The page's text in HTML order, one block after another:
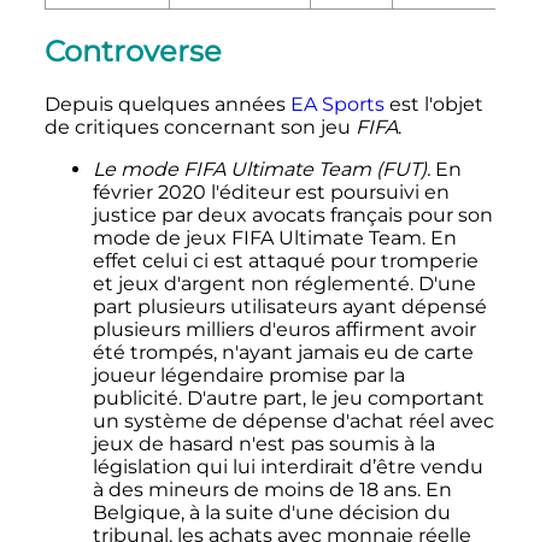
Controverse
Depuis quelques années EA Sportsest l'objet
de critiques concernant son jeu FIFA.
Le mode FIFA Ultimate Team (FUT).En
février 2020 l'éditeur est poursuivi en
justice par deux avocats français pour son
mode de jeux FIFA Ultimate Team. En
effet celui ci est attaqué pour tromperie
et jeux d'argent non réglementé. D'une
part plusieurs utilisateurs ayant dépensé
plusieurs milliers d'euros affirment avoir
été trompés, n'ayant jamais eu de carte
joueur légendaire promise par la
publicité. D'autre part, le jeu comportant
un système de dépense d'achat réel avec
jeux de hasard n'est pas soumis à la
législation qui lui interdirait d’être vendu
à des mineurs de moins de 18 ans. En
Belgique, à la suite d'une décision du
tribunal, les achats avec monnaie réelle